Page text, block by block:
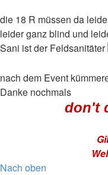
die 18 R müssen da
leider ganz blind und
Sani ist der Feldsanitäter
nach dem Event
Danke nochmals
don't
Nach oben